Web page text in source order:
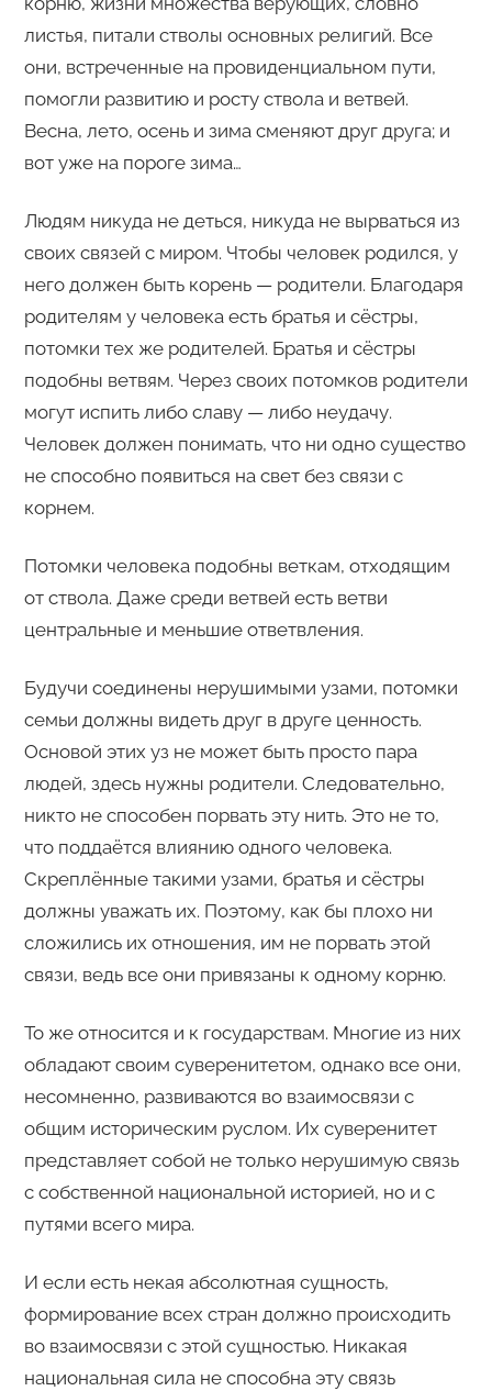
листья, питали стволы основных религий. Все
они, встреченные на провиденциальном пути,
помогли развитию и росту ствола и ветвей.
Весна, лето, осень и зима сменяют друг друга; и
вот уже на пороге зима…
Людям никуда не деться, никуда не вырваться из
своих связей с миром. Чтобы человек родился, у
него должен быть корень — родители. Благодаря
родителям у человека есть братья и сёстры,
потомки тех же родителей. Братья и сёстры
подобны ветвям. Через своих потомков родители
могут испить либо славу — либо неудачу.
Человек должен понимать, что ни одно существо
не способно появиться на свет без связи с
корнем.
Потомки человека подобны веткам, отходящим
от ствола. Даже среди ветвей есть ветви
центральные и меньшие ответвления.
Будучи соединены нерушимыми узами, потомки
семьи должны видеть друг в друге ценность.
Основой этих уз не может быть просто пара
людей, здесь нужны родители. Следовательно,
никто не способен порвать эту нить. Это не то,
что поддаётся влиянию одного человека.
Скреплённые такими узами, братья и сёстры
должны уважать их. Поэтому, как бы плохо ни
сложились их отношения, им не порвать этой
связи, ведь все они привязаны к одному корню.
То же относится и к государствам. Многие из них
обладают своим суверенитетом, однако все они,
несомненно, развиваются во взаимосвязи с
общим историческим руслом. Их суверенитет
представляет собой не только нерушимую связь
с собственной национальной историей, но и с
путями всего мира.
И если есть некая абсолютная сущность,
формирование всех стран должно происходить
во взаимосвязи с этой сущностью. Никакая
национальная сила не способна эту связь